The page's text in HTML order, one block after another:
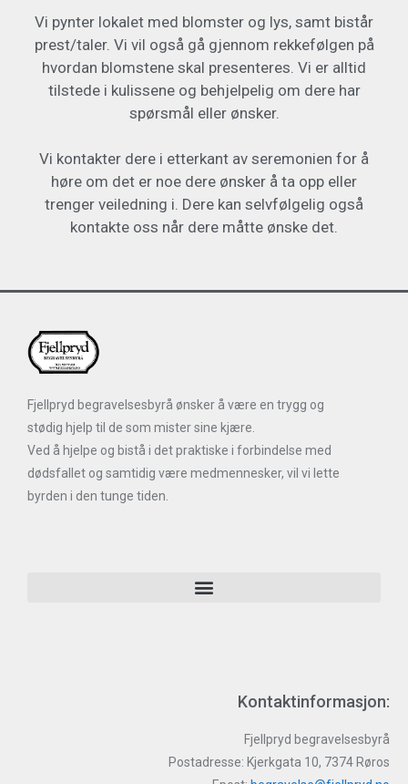
Vi pynter lokalet med blomster og lys, samt bistår
prest/taler. Vi vil også gå gjennom rekkefølgen på
hvordan blomstene skal presenteres. Vi er alltid
tilstede i kulissene og behjelpelig om dere har
spørsmål eller ønsker.
Vi kontakter dere i etterkant av seremonien for å
høre om det er noe dere ønsker å ta opp eller
trenger veiledning i. Dere kan selvfølgelig også
kontakte oss når dere måtte ønske det.
Fjellpryd begravelsesbyrå ønsker å være en trygg og
stødig hjelp til de som mister sine kjære.
Ved å hjelpe og bistå i det praktiske i forbindelse med
dødsfallet og samtidig være medmennesker, vil vi lette
byrden i den tunge tiden.
Kontaktinformasjon:
Fjellpryd begravelsesbyrå
Postadresse: Kjerkgata 10, 7374 Røros